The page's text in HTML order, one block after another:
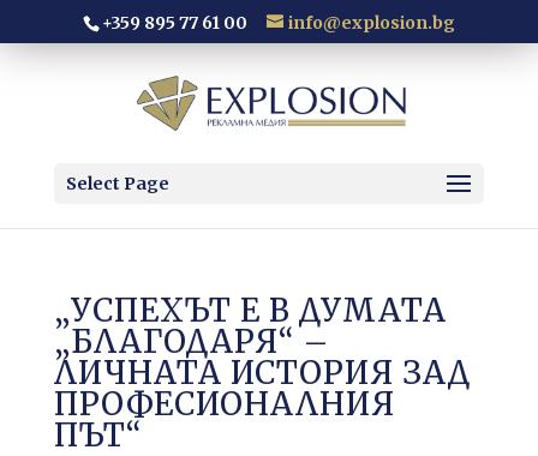
+359 895 77 61 00 info@explosion.bg
Select Page
„УСПЕХЪТ Е В ДУМАТА
„БЛАГОДАРЯ“ –
ЛИЧНАТА ИСТОРИЯ ЗАД
ПРОФЕСИОНАЛНИЯ
ПЪТ“